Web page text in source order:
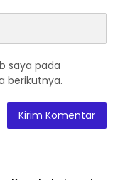
saya pada
berikutnya.